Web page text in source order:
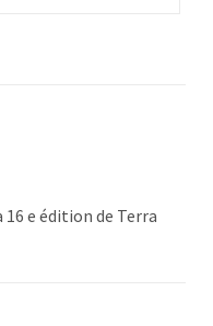
e édition de Terra